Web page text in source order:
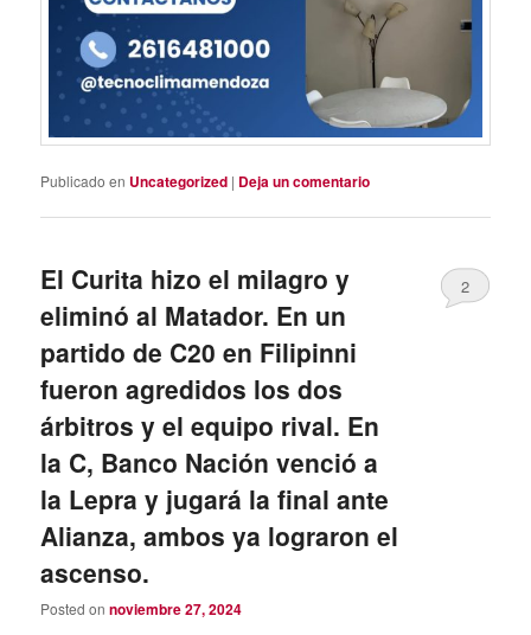
Publicado en Uncategorized | Deja un comentario
El Curita hizo el milagro y
eliminó al Matador. En un
partido de C20 en Filipinni
fueron agredidos los dos
árbitros y el equipo rival. En
la C, Banco Nación venció a
la Lepra y jugará la final ante
Alianza, ambos ya lograron el
ascenso.
Posted onnoviembre 27, 2024
2